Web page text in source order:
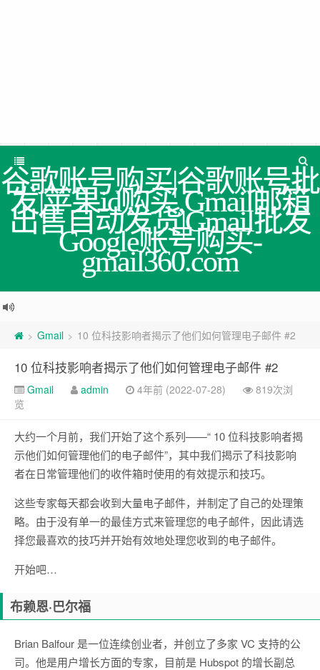
谷歌账号购买|谷歌账号批
发|苹果id购买,Gmail邮箱
出售自动发货|Gmail批发
Google账号购买-
gmail360.com
> Gmail > 10 位科技影响者揭示了他们如何管理电子邮件 #2
10 位科技影响者揭示了他们如何管理电子邮件 #2
Gmail admin 4年前 (2022-07-28)
819次浏
览
大约一个月前，我们开始了这个系列——“ 10 位科技影响者揭
示他们如何管理他们的电子邮件”，其中我们揭示了科技影响
者在日常管理他们的收件箱时使用的有效提示和技巧。
这些专家每天都会收到大量电子邮件，并制定了自己的处理策
略。由于没有单一的最佳方式来管理您的电子邮件，因此请选
择您最喜欢的技巧并开始有效地处理您收到的电子邮件。
开始吧…
布赖恩·巴尔福
Brian Balfour 是一位连续创业者，并创立了多家 VC 支持的公
司。他是用户增长方面的专家，目前是 Hubspot 的增长副总